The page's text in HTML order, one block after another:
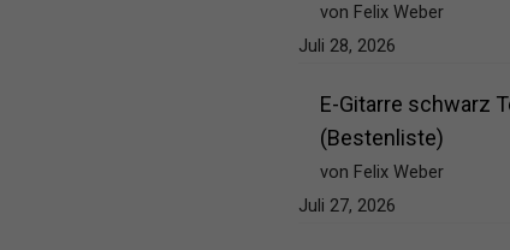
von Felix Weber
Juli 28, 2026
E-Gitarre schwarz
(Bestenliste)
von Felix Weber
Juli 27, 2026